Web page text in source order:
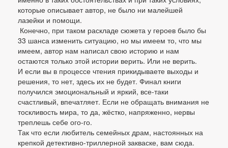
которые описывает автор, не было ни малейшей
лазейки и помощи.
Конечно, при таком раскладе сюжета у героев было бы
33 шанса изменить ситуацию, но мы имеем то, что мы
имеем, автор нам написал свою историю и нам
остаются только этой истории верить. Или не верить.
И если вы в процессе чтения прикидываете выходы и
решения, то нет, здесь их не будет. Финал книги
получился эмоциональный и яркий, все-таки
счастливый, впечатляет. Если не обращать внимания не
тоскливость мира, то да, жёстко, напряженно, нервы
треплешь себе ого-го.
Так что если любитель семейных драм, настоянных на
крепкой детективно-триллерной закваске, вам сюда.